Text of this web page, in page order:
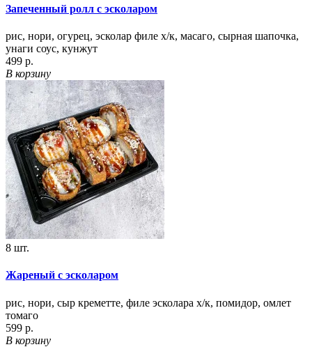
Запеченный ролл с эсколаром
рис, нори, огурец, эсколар филе х/к, масаго, сырная шапочка,
унаги соус, кунжут
499 р.
В корзину
8 шт.
Жареный с эсколаром
рис, нори, сыр креметте, филе эсколара х/к, помидор, омлет
томаго
599 р.
В корзину